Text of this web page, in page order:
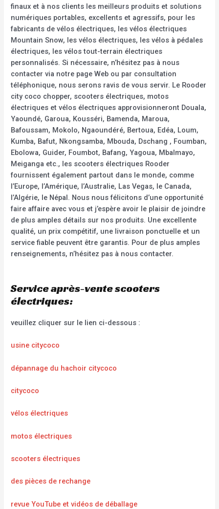
finaux et à nos clients les meilleurs produits et solutions
numériques portables, excellents et agressifs, pour les
fabricants de vélos électriques, les vélos électriques
Mountain Snow, les vélos électriques, les vélos à pédales
électriques, les vélos tout-terrain électriques
personnalisés. Si nécessaire, n’hésitez pas à nous
contacter via notre page Web ou par consultation
téléphonique, nous serons ravis de vous servir. Le Rooder
city coco chopper, scooters électriques, motos
électriques et vélos électriques approvisionneront Douala,
Yaoundé, Garoua, Kousséri, Bamenda, Maroua,
Bafoussam, Mokolo, Ngaoundéré, Bertoua, Edéa, Loum,
Kumba, Bafut, Nkongsamba, Mbouda, Dschang , Foumban,
Ebolowa, Guider, Foumbot, Bafang, Yagoua, Mbalmayo,
Meiganga etc., les scooters électriques Rooder
fournissent également partout dans le monde, comme
l’Europe, l’Amérique, l’Australie, Las Vegas, le Canada,
l’Algérie, le Népal. Nous nous félicitons d’une opportunité
faire affaire avec vous et j’espère avoir le plaisir de joindre
de plus amples détails sur nos produits. Une excellente
qualité, un prix compétitif, une livraison ponctuelle et un
service fiable peuvent être garantis. Pour de plus amples
renseignements, n’hésitez pas à nous contacter.
Service après-vente scooters
électriques:
veuillez cliquer sur le lien ci-dessous :
usine citycoco
dépannage du hachoir citycoco
citycoco
vélos électriques
motos électriques
scooters électriques
des pièces de rechange
revue YouTube et vidéos de déballage